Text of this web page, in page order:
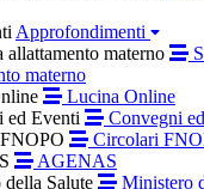
Approfondimenti
allattamento materno
materno
Lucina Online
ed Eventi
Convegni
Circolari
AGENAS
Salute
Ministero